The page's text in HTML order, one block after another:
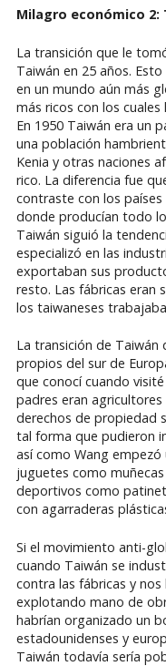
Milagro económico 2:
La transición que le
Taiwán en 25 años.
en un mundo aún más
más ricos con los
En 1950 Taiwán era un
una población
Kenia y otras naciones
rico. La diferencia fue
contraste con los
donde producían todo
Taiwán siguió la
especializó en las
exportaban sus
resto. Las fábricas eran
los taiwaneses
La transición de Taiwán
propios del sur de
que conocí cuando
padres eran
derechos de propiedad
tal forma que pudieron
así como Wang
juguetes como
deportivos como
con agarraderas
Si el movimiento anti-
cuando Taiwán se
contra las fábricas y
explotando mano de
habrían organizado un
estadounidenses y
Taiwán todavía sería